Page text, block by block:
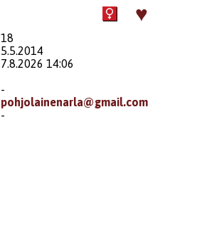
♥
18
5.5.2014
7.8.2026 14:06
-
pohjolainenarla@gmail.com
-